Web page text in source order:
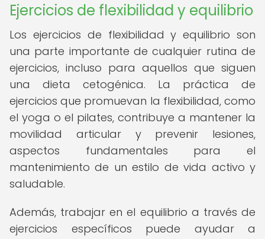
Ejercicios de flexibilidad y equilibrio
Los ejercicios de flexibilidad y equilibrio son
una parte importante de cualquier rutina de
ejercicios, incluso para aquellos que siguen
una dieta cetogénica. La práctica de
ejercicios que promuevan la flexibilidad, como
el yoga o el pilates, contribuye a mantener la
movilidad articular y prevenir lesiones,
aspectos fundamentales para el
mantenimiento de un estilo de vida activo y
saludable.
Además, trabajar en el equilibrio a través de
ejercicios específicos puede ayudar a